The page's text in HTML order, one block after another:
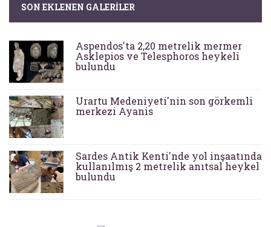
SON EKLENEN GALERILER
Aspendos'ta 2,20 metrelik mermer
Asklepios ve Telesphoros heykeli
bulundu
Urartu Medeniyeti'nin son görkemli
merkezi Ayanis
Sardes Antik Kenti'nde yol inşaatında
kullanılmış 2 metrelik anıtsal heykel
bulundu